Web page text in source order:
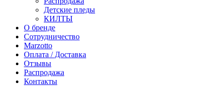
Детские пледы
КИЛТЫ
О бренде
Сотрудничество
Marzotto
Оплата / Доставка
Отзывы
Распродажа
Контакты